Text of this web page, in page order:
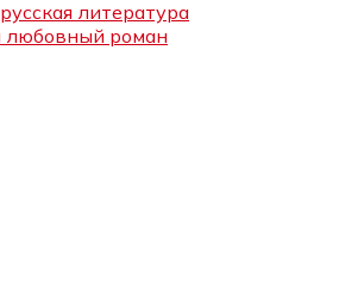
литература
роман